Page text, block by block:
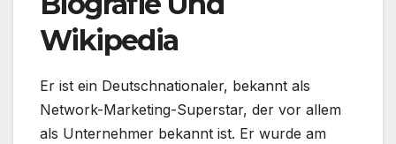
Wikipedia
Er ist ein Deutschnationaler, bekannt als
Network-Marketing-Superstar, der vor allem
als Unternehmer bekannt ist. Er wurde am